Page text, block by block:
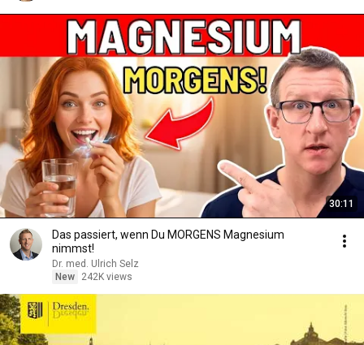
30:11
Das passiert, wenn Du MORGENS Magnesium
nimmst!
Dr. med. Ulrich Selz
New
242K views